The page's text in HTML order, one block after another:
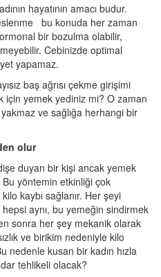
hayatının amacı budur.
bu konuda her zaman
bir bozulma olabilir,
Cebinizde optimal
yapamaz.
baş ağrısı çekme girişimi
yemek yediniz mi? O zaman
ve sağlığa herhangi bir
olur
duyan bir kişi ancak yemek
yöntemin etkinliği çok
kaybı sağlanır. Her şeyi
aynı, bu yemeğin sindirmek
sonra her şey mekanik olarak
ve birikim nedeniyle kilo
nedenle kusan bir kadın hızla
tehlikeli olacak?